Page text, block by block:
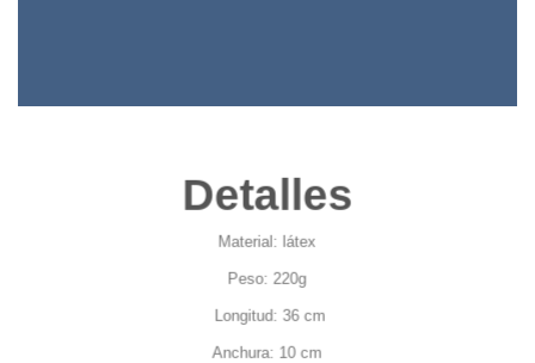
Detalles
Material: látex
Peso: 220g
Longitud: 36 cm
Anchura: 10 cm